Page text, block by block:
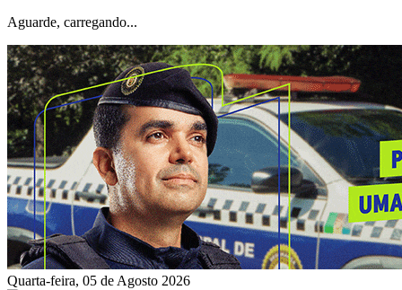
Aguarde, carregando...
Quarta-feira, 05 de Agosto 2026